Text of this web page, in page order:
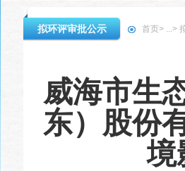
拟环评审批公示 首页> ...>
威海市生
东）股份
境